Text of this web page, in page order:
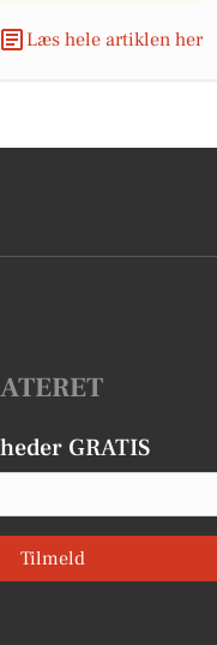
Læs hele artiklen her
GRATIS
Tilmeld